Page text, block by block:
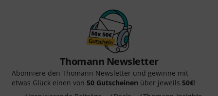
Thomann Newsletter
Abonniere den Thomann Newsletter und gewinne mit
etwas Glück einen von 50 Gutscheinen über jeweils 50€!